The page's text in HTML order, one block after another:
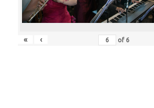
« ‹ of 6